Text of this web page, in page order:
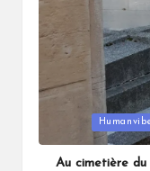
Au cimetière